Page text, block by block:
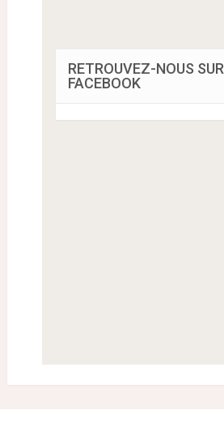
RETROUVEZ-NOUS SUR
FACEBOOK